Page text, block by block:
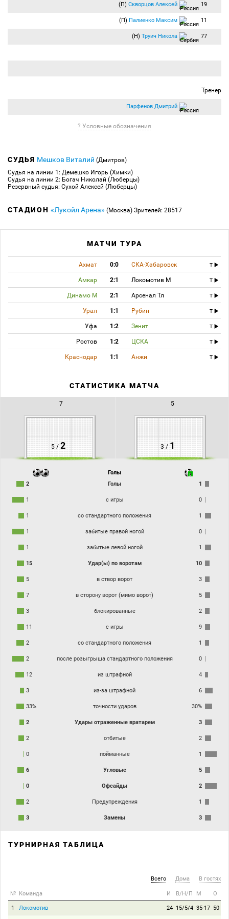
(Спартак) заменён наМельгарехо Лоренсо
(Тосно) вводит мяч с левого угла поля.
(Спартак) заменён наПашалич Марио
Продолжительность игрового времени — 94:23.
Непростую победу одерживает "Спартак" и в данный момент "красно-белые" до
(П) Скворцов Алексей 19
(П) Палиенко Максим 11
(Н) Труич Никола 77
Тренер
Парфенов Дмитрий
? Условные обозначения
СУДЬЯ Мешков Виталий (Дмитров)
Судья на линии 1: Демешко Игорь (Химки)
Судья на линии 2: Богач Николай (Люберцы)
Резервный судья: Сухой Алексей (Люберцы)
СТАДИОН «Лукойл Арена» (Москва) Зрителей: 28517
МАТЧИ ТУРА
Ахмат 0:0 СКА-Хабаровск T
Амкар 2:1 Локомотив М T
Динамо М 2:1 Арсенал Тл T
Урал 1:1 Рубин T
Уфа 1:2 Зенит T
Ростов 1:2 ЦСКА T
Краснодар 1:1 Анжи T
СТАТИСТИКА МАТЧА
7
5 /2
5
3 / 1
Голы
2
Голы 1
1 с игры 0
1 со стандартного положения 1
1 забитые правой ногой 0
1 забитые левой ногой 1
15 Удар(ы) по воротам 10
5 в створ ворот 3
7 в сторону ворот (мимо ворот) 5
3 блокированные 2
11 с игры 9
2 со стандартного положения 1
2 после розыгрыша стандартного положения 0
12 из штрафной 4
3 из-за штрафной 6
33% точности ударов 30%
2 Удары отраженные вратарем 3
2 отбитые 2
0 пойманные 1
6 Угловые 5
0 Офсайды 2
2 Предупреждения 1
3 Замены 3
ТУРНИРНАЯ ТАБЛИЦА
Всего Дома В гостях
№ Команда И В/Н/П М О
1 Локомотив 24 15/5/4 35-17 50